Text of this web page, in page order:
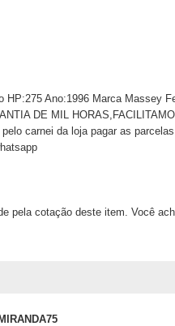
HP:275 Ano:1996 Marca Massey
DE MIL
carnei da loja pagar as
pela cotação deste item. Você